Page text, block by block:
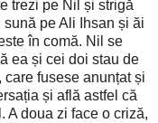
trezi pe Nil și strigă
pe Ali Ihsan și ăi
în comă. Nil se
ea și cei doi stau de
fusese anunțat și
și află astfel că
A doua zi face o criză,